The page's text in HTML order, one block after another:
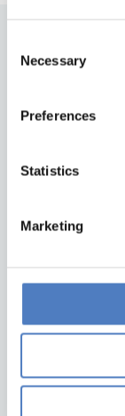
Selection
Necessary
Preferences
Statistics
Marketing
Linke Wienzeile
Österreich